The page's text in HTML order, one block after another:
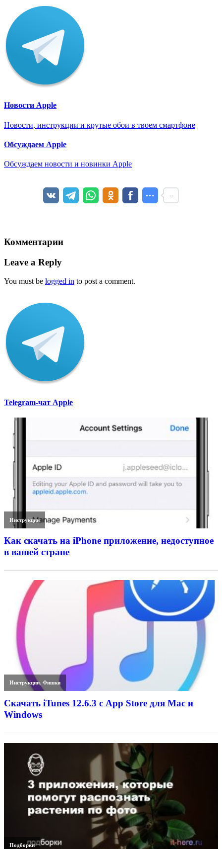
Новости Apple
Новости, инструкции и крутые обои в твоем смартфоне
Обсуждаем Apple
Обсуждаем новости и новинки Apple
Комментарии
Leave a Reply
You must be logged in to post a comment.
Telegram-чат Apple
Инструкции
Как скачать на iPhone приложение, недоступное
в вашей стране
Инструкции,Фишки
Скачать iTunes 12.6.3 с App Store для Mac и
Windows
Подборки